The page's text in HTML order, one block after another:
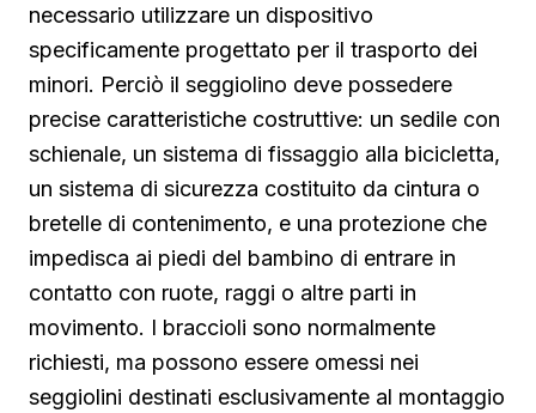
necessario utilizzare un dispositivo
specificamente progettato per il trasporto dei
minori. Perciò il seggiolino deve possedere
precise caratteristiche costruttive: un sedile con
schienale, un sistema di fissaggio alla bicicletta,
un sistema di sicurezza costituito da cintura o
bretelle di contenimento, e una protezione che
impedisca ai piedi del bambino di entrare in
contatto con ruote, raggi o altre parti in
movimento. I braccioli sono normalmente
richiesti, ma possono essere omessi nei
seggiolini destinati esclusivamente al montaggio